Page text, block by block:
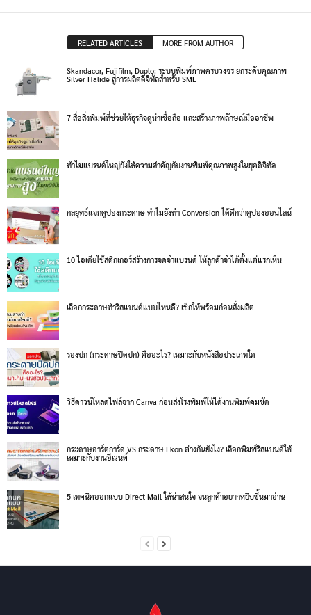
RELATED ARTICLES MORE FROM AUTHOR
Skandacor, Fujifilm, Duplo: ระบบพิมพ์ภาพครบวงจร ยกระดับคุณภาพ
Silver Halide สู่การผลิตดิจิทัลสำหรับ SME
7 สื่อสิ่งพิมพ์ที่ช่วยให้ธุรกิจดูน่าเชื่อถือ และสร้างภาพลักษณ์มืออาชีพ
ทำไมแบรนด์ใหญ่ยังให้ความสำคัญกับงานพิมพ์คุณภาพสูงในยุคดิจิทัล
กลยุทธ์แจกคูปองกระดาษ ทำไมยังทำ Conversion ได้ดีกว่าคูปองออนไลน์
10 ไอเดียใช้สติกเกอร์สร้างการจดจำแบรนด์ ให้ลูกค้าจำได้ตั้งแต่แรกเห็น
เลือกกระดาษทำริสแบนด์แบบไหนดี? เช็กให้พร้อมก่อนสั่งผลิต
รองปก (กระดาษปิดปก) คืออะไร? เหมาะกับหนังสือประเภทใด
วิธีดาวน์โหลดไฟล์จาก Canva ก่อนส่งโรงพิมพ์ให้ได้งานพิมพ์คมชัด
กระดาษอาร์ตการ์ด VS กระดาษ Ekon ต่างกันยังไง? เลือกพิมพ์ริสแบนด์ให้
เหมาะกับงานอีเวนต์
5 เทคนิคออกแบบ Direct Mail ให้น่าสนใจ จนลูกค้าอยากหยิบขึ้นมาอ่าน